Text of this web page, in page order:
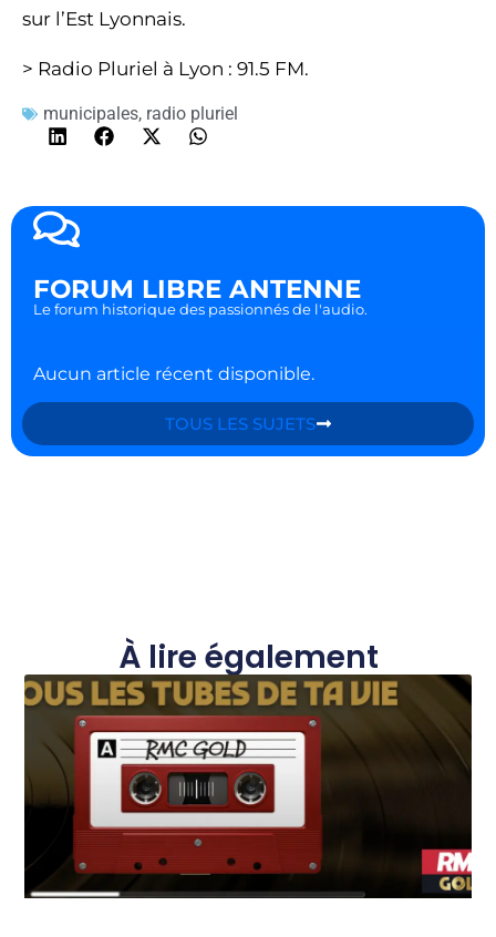
sur l’Est Lyonnais.
> Radio Pluriel à Lyon : 91.5 FM.
municipales, radio pluriel
FORUM LIBRE ANTENNE
Le forum historique des passionnés de l'audio.
Aucun article récent disponible.
TOUS LES SUJETS
À lire également